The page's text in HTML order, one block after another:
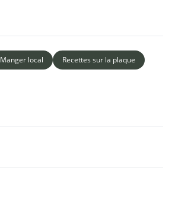
Manger local
Recettes sur la plaque